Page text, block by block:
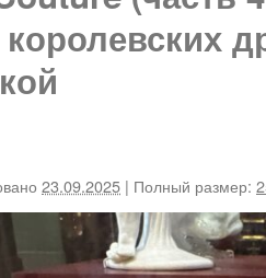
23.09.2025 | Полный размер: